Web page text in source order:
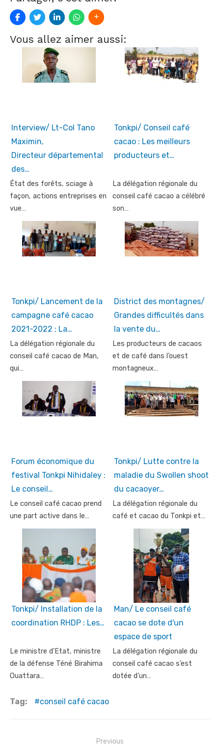
Vous allez aimer aussi:
Interview/ Lt-Col Tano
Maximin,
Directeur départemental
des…
État des forêts, sciage à
façon, actions entreprises en
vue…
Tonkpi/ Conseil café
cacao : Les meilleurs
producteurs et…
La délégation régionale du
conseil café cacao a célébré
son…
Tonkpi/ Lancement de la
campagne café cacao
2021-2022 : La…
La délégation régionale du
conseil café cacao de Man,
qui…
District des montagnes/
Grandes difficultés dans
la vente du…
Les producteurs de cacaos
et de café dans l’ouest
montagneux…
Forum économique du
festival Tonkpi Nihidaley :
Le conseil…
Le conseil café cacao prend
une part active dans le…
Tonkpi/ Lutte contre la
maladie du Swollen shoot
du cacaoyer…
La délégation régionale du
café et cacao du Tonkpi et…
Tonkpi/ Installation de la
coordination RHDP : Les…
Le ministre d’Etat, ministre
de la défense Téné Birahima
Ouattara…
Man/ Le conseil café
cacao se dote d'un
espace de sport
La délégation régionale du
conseil café cacao s’est
dotée d’un…
Tag: conseil café cacao
Previous